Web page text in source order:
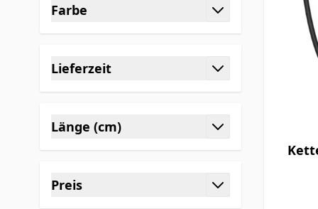
Farbe
Lieferzeit
Länge (cm)
Preis